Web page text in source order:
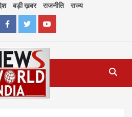
बड़ी ख़बर राजनीति राज्य
FacebookTwitterYoutube